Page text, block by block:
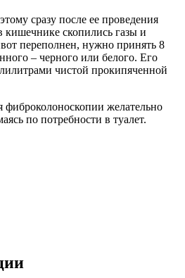
сразу после ее проведения
скопились газы и
переполнен, нужно принять 8
– черного или белого. Его
чистой прокипяченной
фиброколоноскопии желательно
по потребности в туалет.